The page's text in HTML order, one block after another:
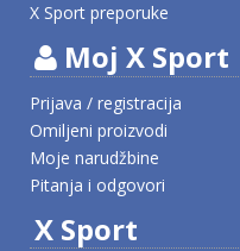
X Sport preporuke
Moj X Sport
Prijava / registracija
Omiljeni proizvodi
Moje narudžbine
Pitanja i odgovori
X Sport